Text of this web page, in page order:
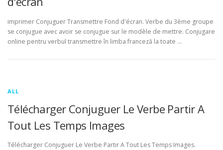
imprimer Conjuguer Transmettre Fond d'écran. Verbe du 3ème groupe
se conjugue avec avoir se conjugue sur le modèle de mettre. Conjugare
online pentru verbul transmettre în limba franceză la toate …
ALL
Télécharger Conjuguer Le Verbe Partir A
Tout Les Temps Images
Télécharger Conjuguer Le Verbe Partir A Tout Les Temps Images.